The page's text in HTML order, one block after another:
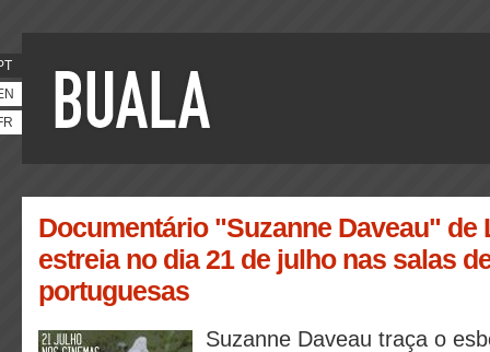
Documentário "Suzanne Daveau" de
estreia no dia 21 de julho nas salas
portuguesas
Suzanne Daveau traça o